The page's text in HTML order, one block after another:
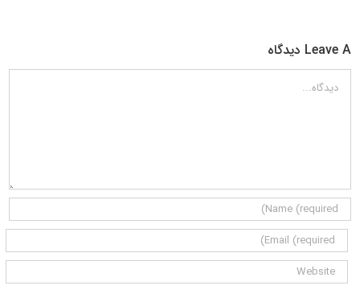
Leave A دیدگاه
دیدگاه